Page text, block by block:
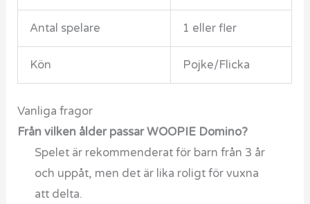
Antal spelare 1 eller fler
Kön Pojke/Flicka
Vanliga fragor
Från vilken ålder passar WOOPIE Domino?
Spelet är rekommenderat för barn från 3 år
och uppåt, men det är lika roligt för vuxna
att delta.